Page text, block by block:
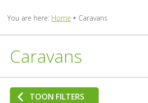
You are here: Home Caravans
Caravans
TOON FILTERS